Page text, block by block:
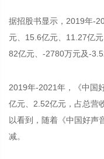
据招股书显示，2019年-
元、15.6亿元、11.27亿
82亿元、-2780万元及-
2019年-2021年，《中国
亿元、2.52亿元，占总营
以看到，随着《中国好声
减。